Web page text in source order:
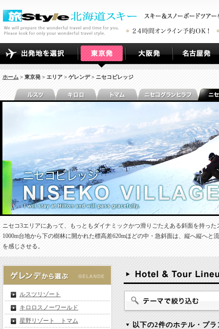
ホーム > 東京発 > エリア > ゲレンデ > ニセコビレッジ
ニセコ3エリアにあって、もっともダイナミックかつ滑りごたえある斜面を持った
1000m台地から下の樹林に開かれた標高差620mほどの中・急斜面は、縦へ縦へ
を感じさせる。
以下の2件のホテル・プラ
ルスツリゾート
キロロスノーワールド
星野リゾート トマム